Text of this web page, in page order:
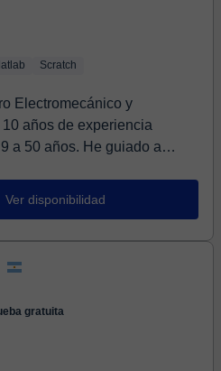
Scratch
Electromecánico y
años de experiencia
a 50 años. He guiado a
Ver disponibilidad
gratuita